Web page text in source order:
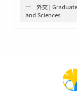
一 外交 |
and Sciences